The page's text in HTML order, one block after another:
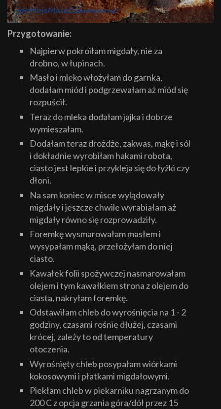
Przygotowanie:
Najpierw pokroiłam migdały, nie za
drobno, w łupinach.
Masło i mleko włożyłam do garnka,
dodałam miód i podgrzewałam aż miód się
rozpuścił.
Teraz do mleka dodałam jajka i dobrze
wymieszałam.
Dodałam teraz drożdże, zakwas, mąkę i sól
i dokładnie wyrobiłam hakami robota,
ciasto jest lepkie i przykleja się do łyżki czy
dłoni.
Na sam koniec w misce wylądowały
migdały i jeszcze chwile wyrabiałam aż
migdały równo się rozprowadziły.
Foremkę wysmarowałam masłem i
wysypałam mąką, przełożyłam do niej
ciasto.
Kawałek folii spożywczej nasmarowałam
olejem i tym kawałkiem strona z olejem do
ciasta, nakryłam foremkę.
Odstawiłam chleb do wyrośnięcia na 1 - 2
godziny, czasami rośnie dłużej, czasami
krócej, zależy to od temperatury
otoczenia.
Wyrośnięty chleb posypałam wiórkami
kokosowymi i płatkami migdałowymi.
Piekłam chleb w piekarniku nagrzanym do
200 C z opcja grzania góra/dół przez 15